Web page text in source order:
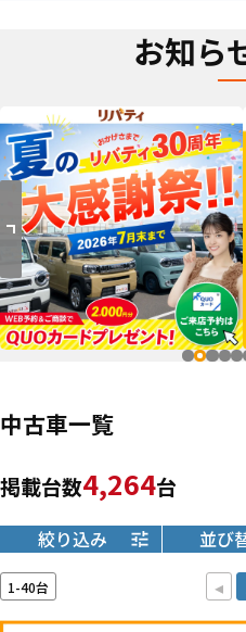
お知ら
中古車一覧
掲載台数4,264台
絞り込み 並び
1-40台 ◂